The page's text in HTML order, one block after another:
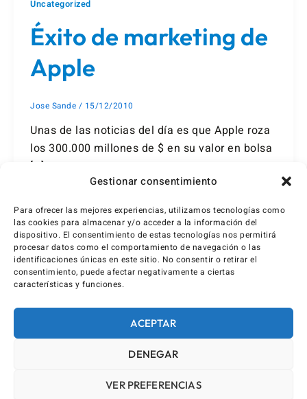
Gestionar consentimiento
Para ofrecer las mejores experiencias, utilizamos tecnologías como
las cookies para almacenar y/o acceder a la información del
dispositivo. El consentimiento de estas tecnologías nos permitirá
procesar datos como el comportamiento de navegación o las
identificaciones únicas en este sitio. No consentir o retirar el
consentimiento, puede afectar negativamente a ciertas
características y funciones.
ACEPTAR
DENEGAR
VER PREFERENCIAS
Uncategorized
Éxito de marketing de
Apple
Jose Sande / 15/12/2010
Unas de las noticias del día es que Apple roza
los 300.000 millones de $ en su valor en bolsa
[…]